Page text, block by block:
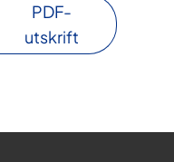
PDF-
utskrift